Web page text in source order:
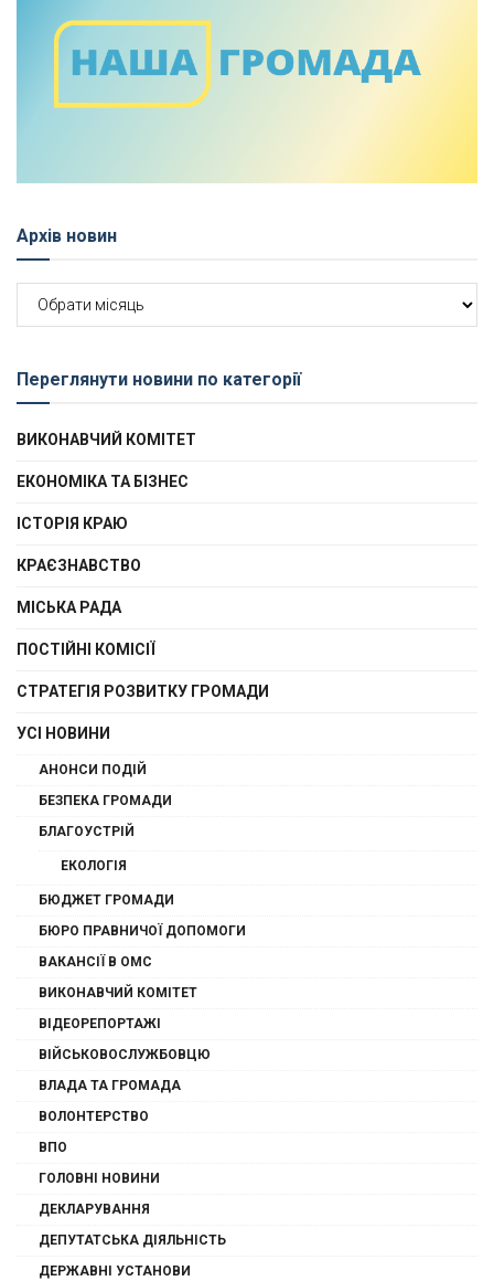
Архів новин
Архів
новин
Переглянути новини по категорії
ВИКОНАВЧИЙ КОМІТЕТ
ЕКОНОМІКА ТА БІЗНЕС
ІСТОРІЯ КРАЮ
КРАЄЗНАВСТВО
МІСЬКА РАДА
ПОСТІЙНІ КОМІСІЇ
СТРАТЕГІЯ РОЗВИТКУ ГРОМАДИ
УСІ НОВИНИ
АНОНСИ ПОДІЙ
БЕЗПЕКА ГРОМАДИ
БЛАГОУСТРІЙ
ЕКОЛОГІЯ
БЮДЖЕТ ГРОМАДИ
БЮРО ПРАВНИЧОЇ ДОПОМОГИ
ВАКАНСІЇ В ОМС
ВИКОНАВЧИЙ КОМІТЕТ
ВІДЕОРЕПОРТАЖІ
ВІЙСЬКОВОСЛУЖБОВЦЮ
ВЛАДА ТА ГРОМАДА
ВОЛОНТЕРСТВО
ВПО
ГОЛОВНІ НОВИНИ
ДЕКЛАРУВАННЯ
ДЕПУТАТСЬКА ДІЯЛЬНІСТЬ
ДЕРЖАВНІ УСТАНОВИ